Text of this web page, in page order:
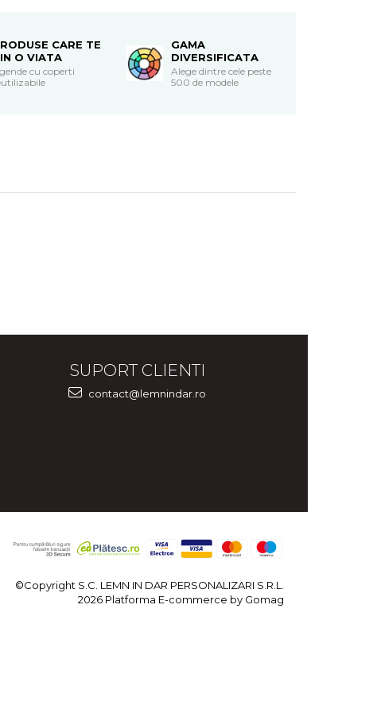
CARE TE
O VIATA
cu coperti
GAMA
DIVERSIFICATA
Alege dintre cele peste
500 de modele
SUPORT CLIENTI
contact@lemnindar.ro
©Copyright S.C. LEMN IN DAR PERSONALIZARI S.R.L.
2026 Platforma E-commerce by Gomag